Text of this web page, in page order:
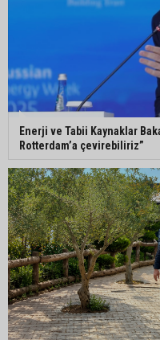
Enerji ve Tabii Kaynaklar
Rotterdam’a çevirebiliriz”